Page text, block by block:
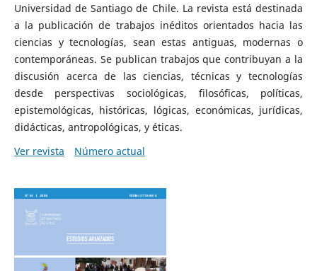
Universidad de Santiago de Chile. La revista está destinada
a la publicación de trabajos inéditos orientados hacia las
ciencias y tecnologías, sean estas antiguas, modernas o
contemporáneas. Se publican trabajos que contribuyan a la
discusión acerca de las ciencias, técnicas y tecnologías
desde perspectivas sociológicas, filosóficas, políticas,
epistemológicas, históricas, lógicas, económicas, jurídicas,
didácticas, antropológicas, y éticas.
Ver revista
Número actual